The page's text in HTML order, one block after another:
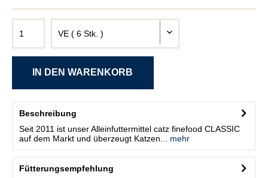
Beschreibung
Seit 2011 ist unser Alleinfuttermittel catz finefood CLASSIC
auf dem Markt und überzeugt Katzen...
mehr
Fütterungsempfehlung